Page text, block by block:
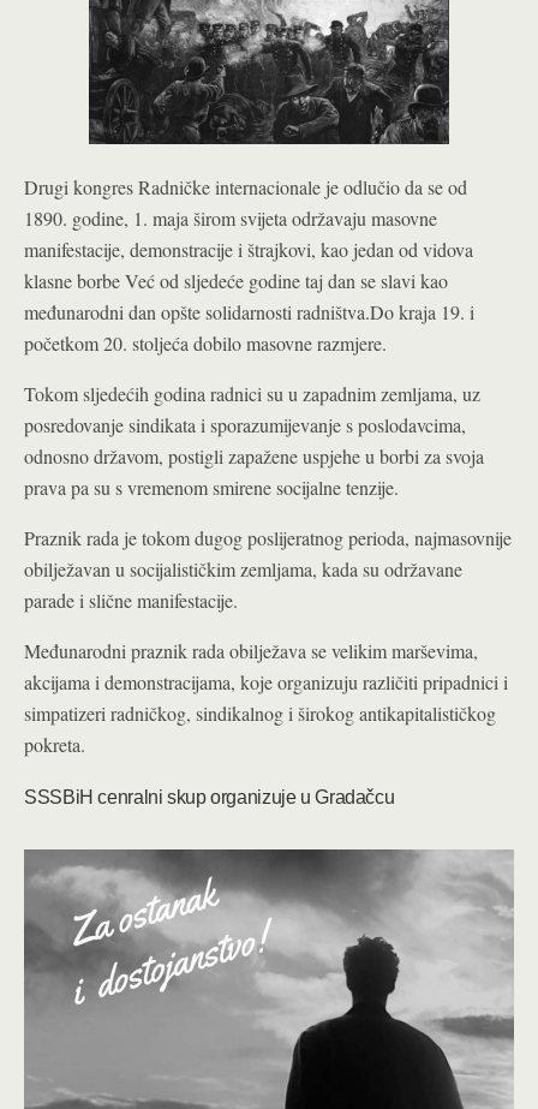
Drugi kongres Radničke internacionale je odlučio da se od
1890. godine, 1. maja širom svijeta održavaju masovne
manifestacije, demonstracije i štrajkovi, kao jedan od vidova
klasne borbe Već od sljedeće godine taj dan se slavi kao
međunarodni dan opšte solidarnosti radništva.Do kraja 19. i
početkom 20. stoljeća dobilo masovne razmjere.
Tokom sljedećih godina radnici su u zapadnim zemljama, uz
posredovanje sindikata i sporazumijevanje s poslodavcima,
odnosno državom, postigli zapažene uspjehe u borbi za svoja
prava pa su s vremenom smirene socijalne tenzije.
Praznik rada je tokom dugog poslijeratnog perioda, najmasovnije
obilježavan u socijalističkim zemljama, kada su održavane
parade i slične manifestacije.
Međunarodni praznik rada obilježava se velikim marševima,
akcijama i demonstracijama, koje organizuju različiti pripadnici i
simpatizeri radničkog, sindikalnog i širokog antikapitalističkog
pokreta.
SSSBiH cenralni skup organizuje u Gradačcu